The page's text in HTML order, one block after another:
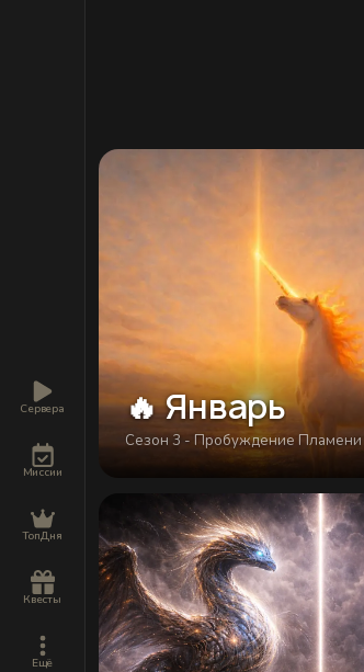
Сервера
Миссии
ТопДня
Квесты
Ещё
🔥 Январь
Сезон 3 - Пробуждение Пламени